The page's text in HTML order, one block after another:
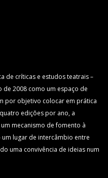
de críticas e estudos teatrais –
de 2008 como um espaço de
por objetivo colocar em prática
edições por ano, a
mecanismo de fomento à
lugar de intercâmbio entre
uma convivência de ideias num